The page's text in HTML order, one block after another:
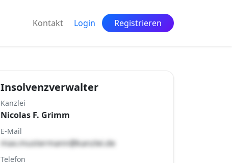
Kontakt Login Registrieren
Insolvenzverwalter
Kanzlei
Nicolas F. Grimm
E-Mail
max.mustermann@kanzlei.de
Telefon